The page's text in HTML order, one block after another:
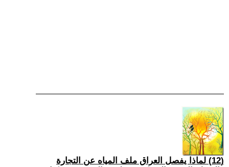
(12) لماذا يفصل العراق ملف المياه عن التجارة